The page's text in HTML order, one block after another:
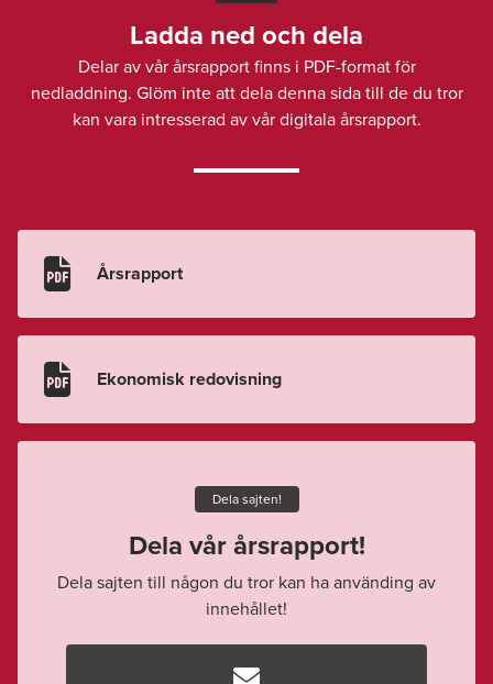
Ladda ned och dela
Delar av vår årsrapport finns i PDF-format för
nedladdning. Glöm inte att dela denna sida till de du tror
kan vara intresserad av vår digitala årsrapport.
 Årsrapport
 Ekonomisk redovisning
Dela sajten!
Dela vår årsrapport!
Dela sajten till någon du tror kan ha använding av
innehållet!
